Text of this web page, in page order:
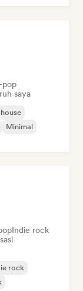
pop
saya
Minimal
Indie rock
rock